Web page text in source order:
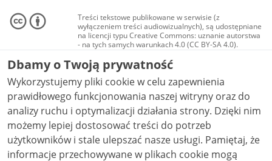
Treści tekstowe publikowane w serwisie (z
wyłączeniem treści audiowizualnych), są udostępniane
na licencji typu Creative Commons: uznanie autorstwa
- na tych samych warunkach 4.0 (CC BY-SA 4.0).
Materiały audiowizualne, w tym zdjęcia, materiały
audio i wideo, są udostępniane na licencji typu
Creative Commons: uznanie autorstwa użycie
niekomercyjne - bez utworów zależnych 4.0 (CC BY-
NC-ND 4.0), o ile nie jest to stwierdzone inaczej.
Dbamy o Twoją prywatność
Wykorzystujemy pliki cookie w celu zapewnienia
prawidłowego funkcjonowania naszej witryny oraz do
analizy ruchu i optymalizacji działania strony. Dzięki nim
możemy lepiej dostosować treści do potrzeb
użytkowników i stale ulepszać nasze usługi. Pamiętaj, że
informacje przechowywane w plikach cookie mogą